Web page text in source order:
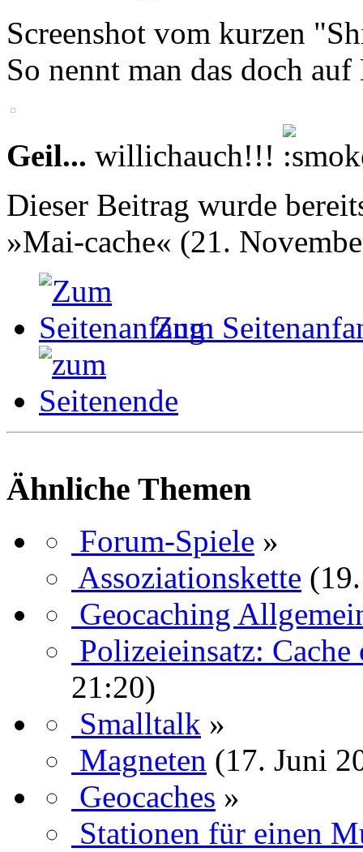
Screenshot vom kurzen
So nennt man das doch
Geil... willichauch!!!
Dieser Beitrag wurde
»Mai-cache« (21.
Zum
Ähnliche Themen
Forum-Spiele »
Assoziationskette
Geocaching
Polizeieinsatz: Cache
21:20)
Smalltalk »
Magneten (17. Juni
Geocaches »
Stationen für einen